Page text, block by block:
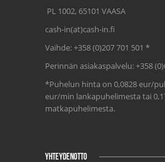
PL 1002, 65101 VAASA
cash-in(at)cash-in.fi
Vaihde: +358 (0)207 701 501 *
Perinnän asiakaspalvelu: +358
*Puhelun hinta on 0,0828 eur/
eur/min lankapuhelimesta tai
matkapuhelimesta.
YHTEYDENOTTO